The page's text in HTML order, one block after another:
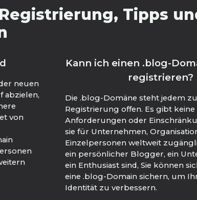
Tipps
neuen
abzielen,
von
Kann ich einen .blog-
registrieren?
Die .blog-Domäne steht jedem
Registrierung offen. Es gibt
Anforderungen oder
sie für Unternehmen,
Einzelpersonen weltweit
ein persönlicher Blogger, ein
ein Enthusiast sind, Sie können
eine .blog-Domain sichern, um
Identität zu verbessern.